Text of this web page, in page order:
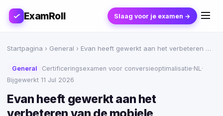
ExamRoll Slaag voor je examen →
Startpagina › General › Evan heeft gewerkt aan het verbeteren …
General Certificeringsexamen voor conversieoptimalisatie·NL·
Bijgewerkt 11 Jul 2026
Evan heeft gewerkt aan het